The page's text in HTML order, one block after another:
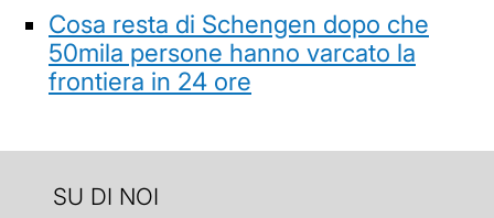
Cosa resta di Schengen dopo che
50mila persone hanno varcato la
frontiera in 24 ore
SU DI NOI